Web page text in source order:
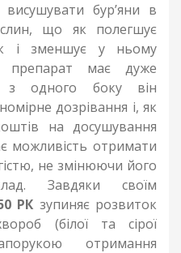
висушувати бур’яни в
що як полегшує
і зменшує у ньому
має дуже
з одного боку він
дозрівання і, як
на досушування
можливість отримати
не змінюючи його
Завдяки своїм
РК зупиняє розвиток
(білої та сірої
отримання